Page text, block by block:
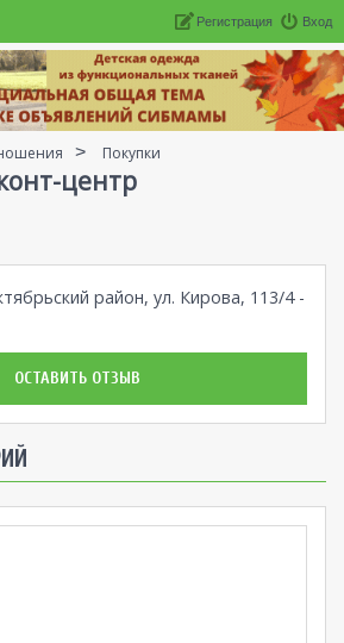
Вход
Регистрация
Покупки
центр
район, ул. Кирова, 113/4 -
ОСТАВИТЬ ОТЗЫВ